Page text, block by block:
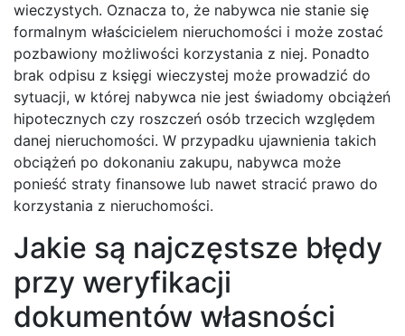
wieczystych. Oznacza to, że nabywca nie stanie się
formalnym właścicielem nieruchomości i może zostać
pozbawiony możliwości korzystania z niej. Ponadto
brak odpisu z księgi wieczystej może prowadzić do
sytuacji, w której nabywca nie jest świadomy obciążeń
hipotecznych czy roszczeń osób trzecich względem
danej nieruchomości. W przypadku ujawnienia takich
obciążeń po dokonaniu zakupu, nabywca może
ponieść straty finansowe lub nawet stracić prawo do
korzystania z nieruchomości.
Jakie są najczęstsze błędy
przy weryfikacji
dokumentów własności